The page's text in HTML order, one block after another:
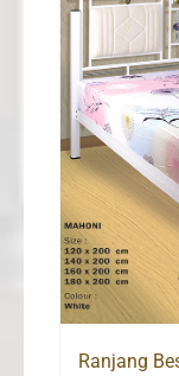
Ranjang